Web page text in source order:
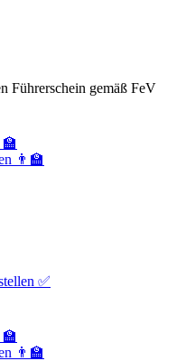
Führerschein gemäß FeV
👨‍🏫
✅
👨‍🏫